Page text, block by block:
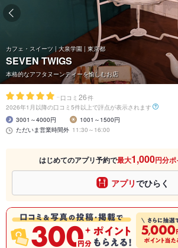
カフェ・スイーツ | 大泉学園 | 東京都
SEVEN TWIGS
本格的なアフタヌーンティーを愉しむお店
- 口コミ 26件
2026年1月以降の口コミ5件以上で評点が表示されます
3001～4000円
1001～1500円
ただいま営業時間外 11:30～16:00
はじめてのアプリ予約で最大1,000円分ポ
アプリでひらく